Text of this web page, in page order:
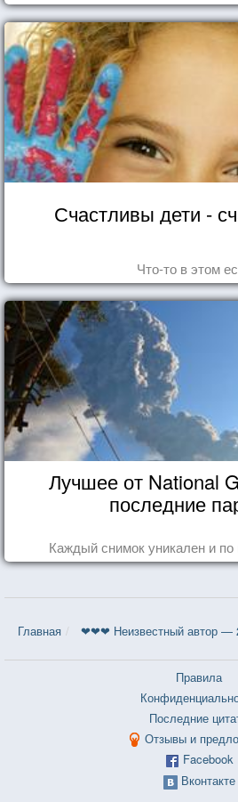
Счастливы дети -
Что-то в этом
Лучшее от National
последние
Каждый снимок уникален и по
Главная ❤❤❤ Неизвестный автор —
Правила
Последние
Отзывы и
Facebook
Вконтакте